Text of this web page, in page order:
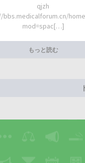
qjzh
bbs.medicalforum.cn/
mod=spac[…]
もっと読む